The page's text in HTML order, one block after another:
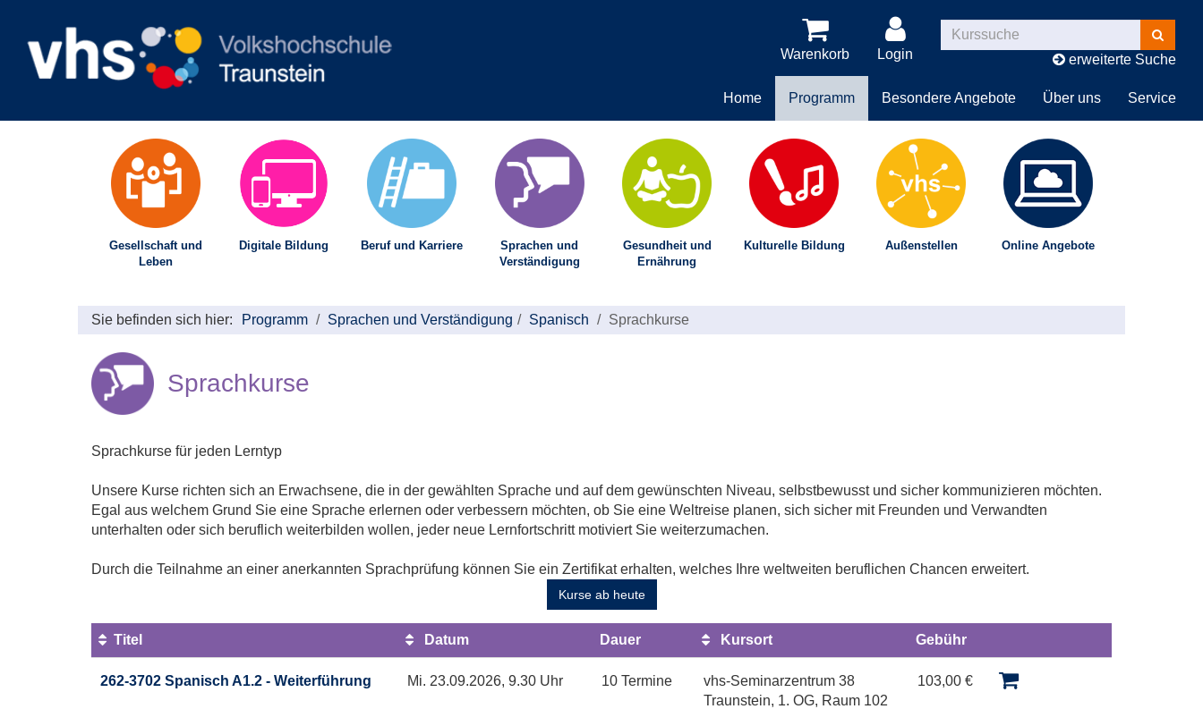
Warenkorb Login
Kurse
suchen
erweiterte Suche
Home Programm Besondere Angebote Über uns Service
Gesellschaft und
Leben
Digitale Bildung Beruf und Karriere
Sprachen und
Verständigung
Gesundheit und
Ernährung
Kulturelle Bildung Außenstellen Online Angebote
Sie befinden sich hier: Programm Sprachen und Verständigung Spanisch Sprachkurse
Sprachkurse
Sprachkurse für jeden Lerntyp
Unsere Kurse richten sich an Erwachsene, die in der gewählten Sprache und auf dem gewünschten Niveau, selbstbewusst und sicher kommunizieren möchten.
Egal aus welchem Grund Sie eine Sprache erlernen oder verbessern möchten, ob Sie eine Weltreise planen, sich sicher mit Freunden und Verwandten
unterhalten oder sich beruflich weiterbilden wollen, jeder neue Lernfortschritt motiviert Sie weiterzumachen.
Durch die Teilnahme an einer anerkannten Sprachprüfung können Sie ein Zertifikat erhalten, welches Ihre weltweiten beruflichen Chancen erweitert.
Kurse ab heute
Tabellenüberschriften
Titel Datum Dauer Kursort
Gebühr
Kursstatus
262-3702 Spanisch A1.2 - Weiterführung
Mi. 23.09.2026, 9.30 Uhr 10 Termine
vhs-Seminarzentrum 38
Traunstein, 1. OG, Raum 102
103,00 €